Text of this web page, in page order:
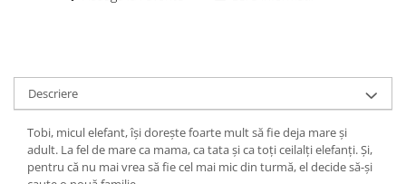
Descriere
Tobi, micul elefant, își dorește foarte mult să fie deja mare și
adult. La fel de mare ca mama, ca tata și ca toți ceilalți elefanți. Și,
pentru că nu mai vrea să fie cel mai mic din turmă, el decide să-și